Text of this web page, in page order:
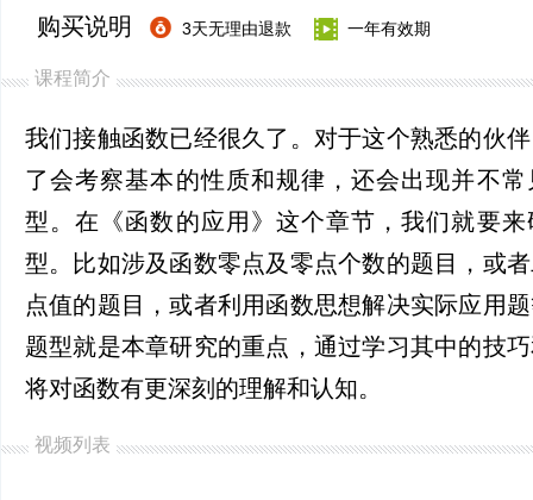
购买说明 3天无理由退款 一年有效期
课程简介
我们接触函数已经很久了。对于这个熟悉的伙
了会考察基本的性质和规律，还会出现并不
型。在《函数的应用》这个章节，我们就要来
型。比如涉及函数零点及零点个数的题目，或
点值的题目，或者利用函数思想解决实际应用
题型就是本章研究的重点，通过学习其中的技
将对函数有更深刻的理解和认知。
视频列表